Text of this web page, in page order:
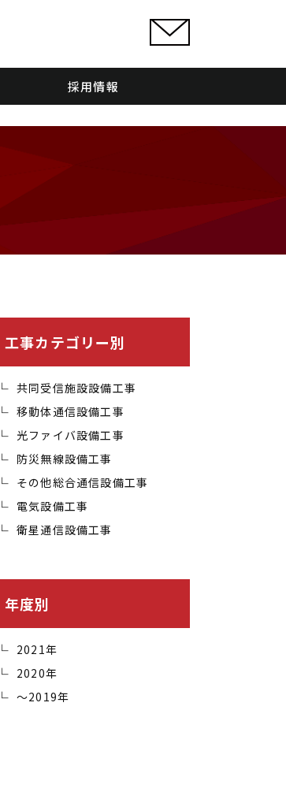
採用情報
工事カテゴリー別
共同受信施設設備工事
移動体通信設備工事
光ファイバ設備工事
防災無線設備工事
その他総合通信設備工事
電気設備工事
衛星通信設備工事
年度別
2021年
2020年
～2019年